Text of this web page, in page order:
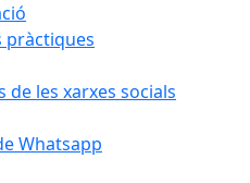
pràctiques
de les xarxes socials
Whatsapp